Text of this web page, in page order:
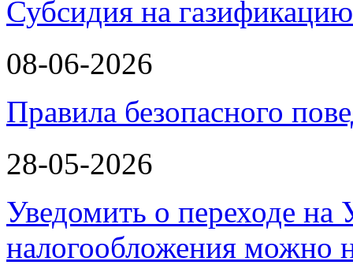
Субсидия на
08-06-2026
Правила безопасного
28-05-2026
Уведомить о переходе
налогообложения можно